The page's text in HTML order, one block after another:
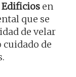
Edificios en
que se
de velar
cuidado de